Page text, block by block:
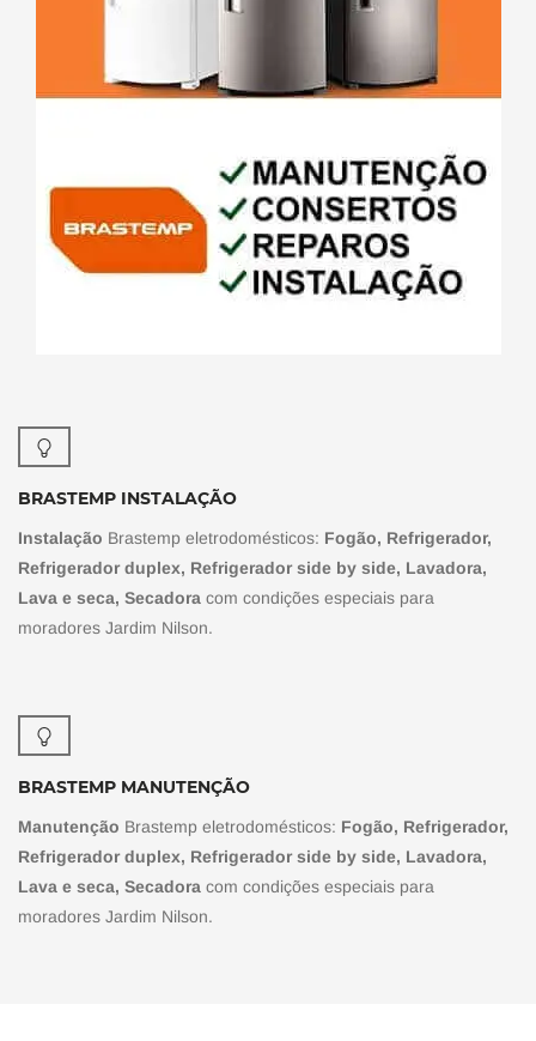
BRASTEMP INSTALAÇÃO
Instalação Brastemp eletrodomésticos: Fogão, Refrigerador,
Refrigerador duplex, Refrigerador side by side, Lavadora,
Lava e seca, Secadora com condições especiais para
moradores Jardim Nilson.
BRASTEMP MANUTENÇÃO
Manutenção Brastemp eletrodomésticos: Fogão, Refrigerador,
Refrigerador duplex, Refrigerador side by side, Lavadora,
Lava e seca, Secadora com condições especiais para
moradores Jardim Nilson.